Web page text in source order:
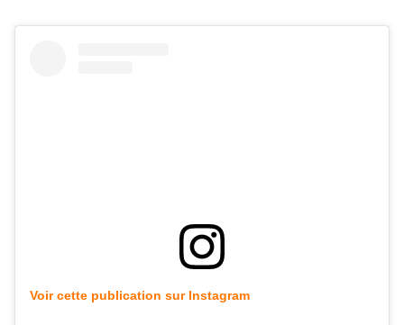
Voir cette publication sur Instagram